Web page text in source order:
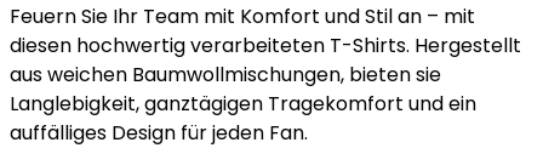
Feuern Sie Ihr Team mit Komfort und Stil an – mit
diesen hochwertig verarbeiteten T-Shirts. Hergestellt
aus weichen Baumwollmischungen, bieten sie
Langlebigkeit, ganztägigen Tragekomfort und ein
auffälliges Design für jeden Fan.